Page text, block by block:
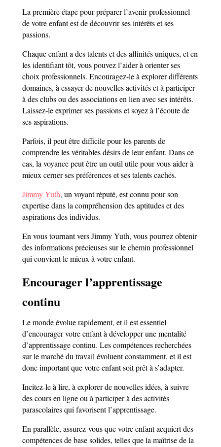
La première étape pour préparer l’avenir professionnel
de votre enfant est de découvrir ses intérêts et ses
passions.
Chaque enfant a des talents et des affinités uniques, et en
les identifiant tôt, vous pouvez l’aider à orienter ses
choix professionnels. Encouragez-le à explorer différents
domaines, à essayer de nouvelles activités et à participer
à des clubs ou des associations en lien avec ses intérêts.
Laissez-le exprimer ses passions et soyez à l’écoute de
ses aspirations.
Parfois, il peut être difficile pour les parents de
comprendre les véritables désirs de leur enfant. Dans ce
cas, la voyance peut être un outil utile pour vous aider à
mieux cerner ses préférences et ses talents cachés.
Jimmy Yuth, un voyant réputé, est connu pour son
expertise dans la compréhension des aptitudes et des
aspirations des individus.
En vous tournant vers Jimmy Yuth, vous pourrez obtenir
des informations précieuses sur le chemin professionnel
qui convient le mieux à votre enfant.
Encourager l’apprentissage
continu
Le monde évolue rapidement, et il est essentiel
d’encourager votre enfant à développer une mentalité
d’apprentissage continu. Les compétences recherchées
sur le marché du travail évoluent constamment, et il est
donc important que votre enfant soit prêt à s’adapter.
Incitez-le à lire, à explorer de nouvelles idées, à suivre
des cours en ligne ou à participer à des activités
parascolaires qui favorisent l’apprentissage.
En parallèle, assurez-vous que votre enfant acquiert des
compétences de base solides, telles que la maîtrise de la